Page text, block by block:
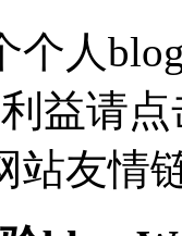
个人
益请
站友情